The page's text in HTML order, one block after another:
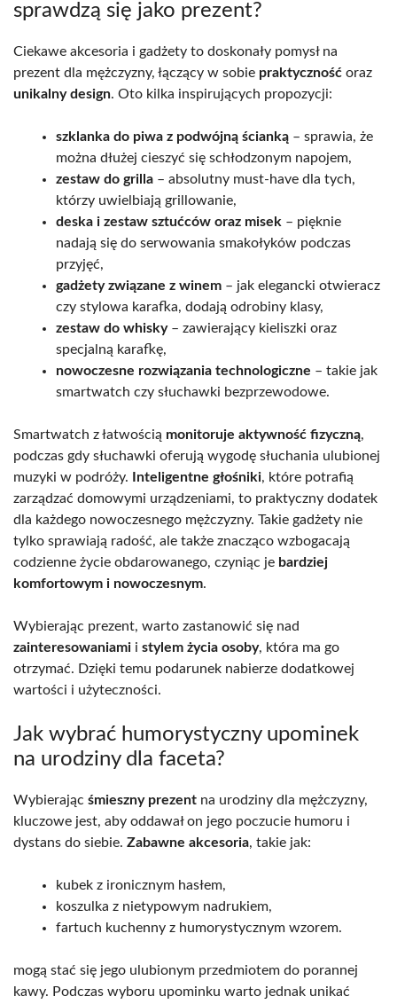
sprawdzą się jako prezent?
Ciekawe akcesoria i gadżety to doskonały pomysł na
prezent dla mężczyzny, łączący w sobie praktyczność oraz
unikalny design. Oto kilka inspirujących propozycji:
szklanka do piwa z podwójną ścianką – sprawia, że
można dłużej cieszyć się schłodzonym napojem,
zestaw do grilla – absolutny must-have dla tych,
którzy uwielbiają grillowanie,
deska i zestaw sztućców oraz misek – pięknie
nadają się do serwowania smakołyków podczas
przyjęć,
gadżety związane z winem – jak elegancki otwieracz
czy stylowa karafka, dodają odrobiny klasy,
zestaw do whisky– zawierający kieliszki oraz
specjalną karafkę,
nowoczesne rozwiązania technologiczne – takie jak
smartwatch czy słuchawki bezprzewodowe.
Smartwatch z łatwością monitoruje aktywność fizyczną,
podczas gdy słuchawki oferują wygodę słuchania ulubionej
muzyki w podróży.
Inteligentne głośniki, które potrafią
zarządzać domowymi urządzeniami, to praktyczny dodatek
dla każdego nowoczesnego mężczyzny. Takie gadżety nie
tylko sprawiają radość, ale także znacząco wzbogacają
codzienne życie obdarowanego, czyniąc je bardziej
komfortowym i nowoczesnym.
Wybierając prezent, warto zastanowić się nad
zainteresowaniami i stylem życia osoby, która ma go
otrzymać. Dzięki temu podarunek nabierze dodatkowej
wartości i użyteczności.
Jak wybrać humorystyczny upominek
na urodziny dla faceta?
Wybierając śmieszny prezent na urodziny dla mężczyzny,
kluczowe jest, aby oddawał on jego poczucie humoru i
dystans do siebie. Zabawne akcesoria, takie jak:
kubek z ironicznym hasłem,
koszulka z nietypowym nadrukiem,
fartuch kuchenny z humorystycznym wzorem.
mogą stać się jego ulubionym przedmiotem do porannej
kawy. Podczas wyboru upominku warto jednak unikać